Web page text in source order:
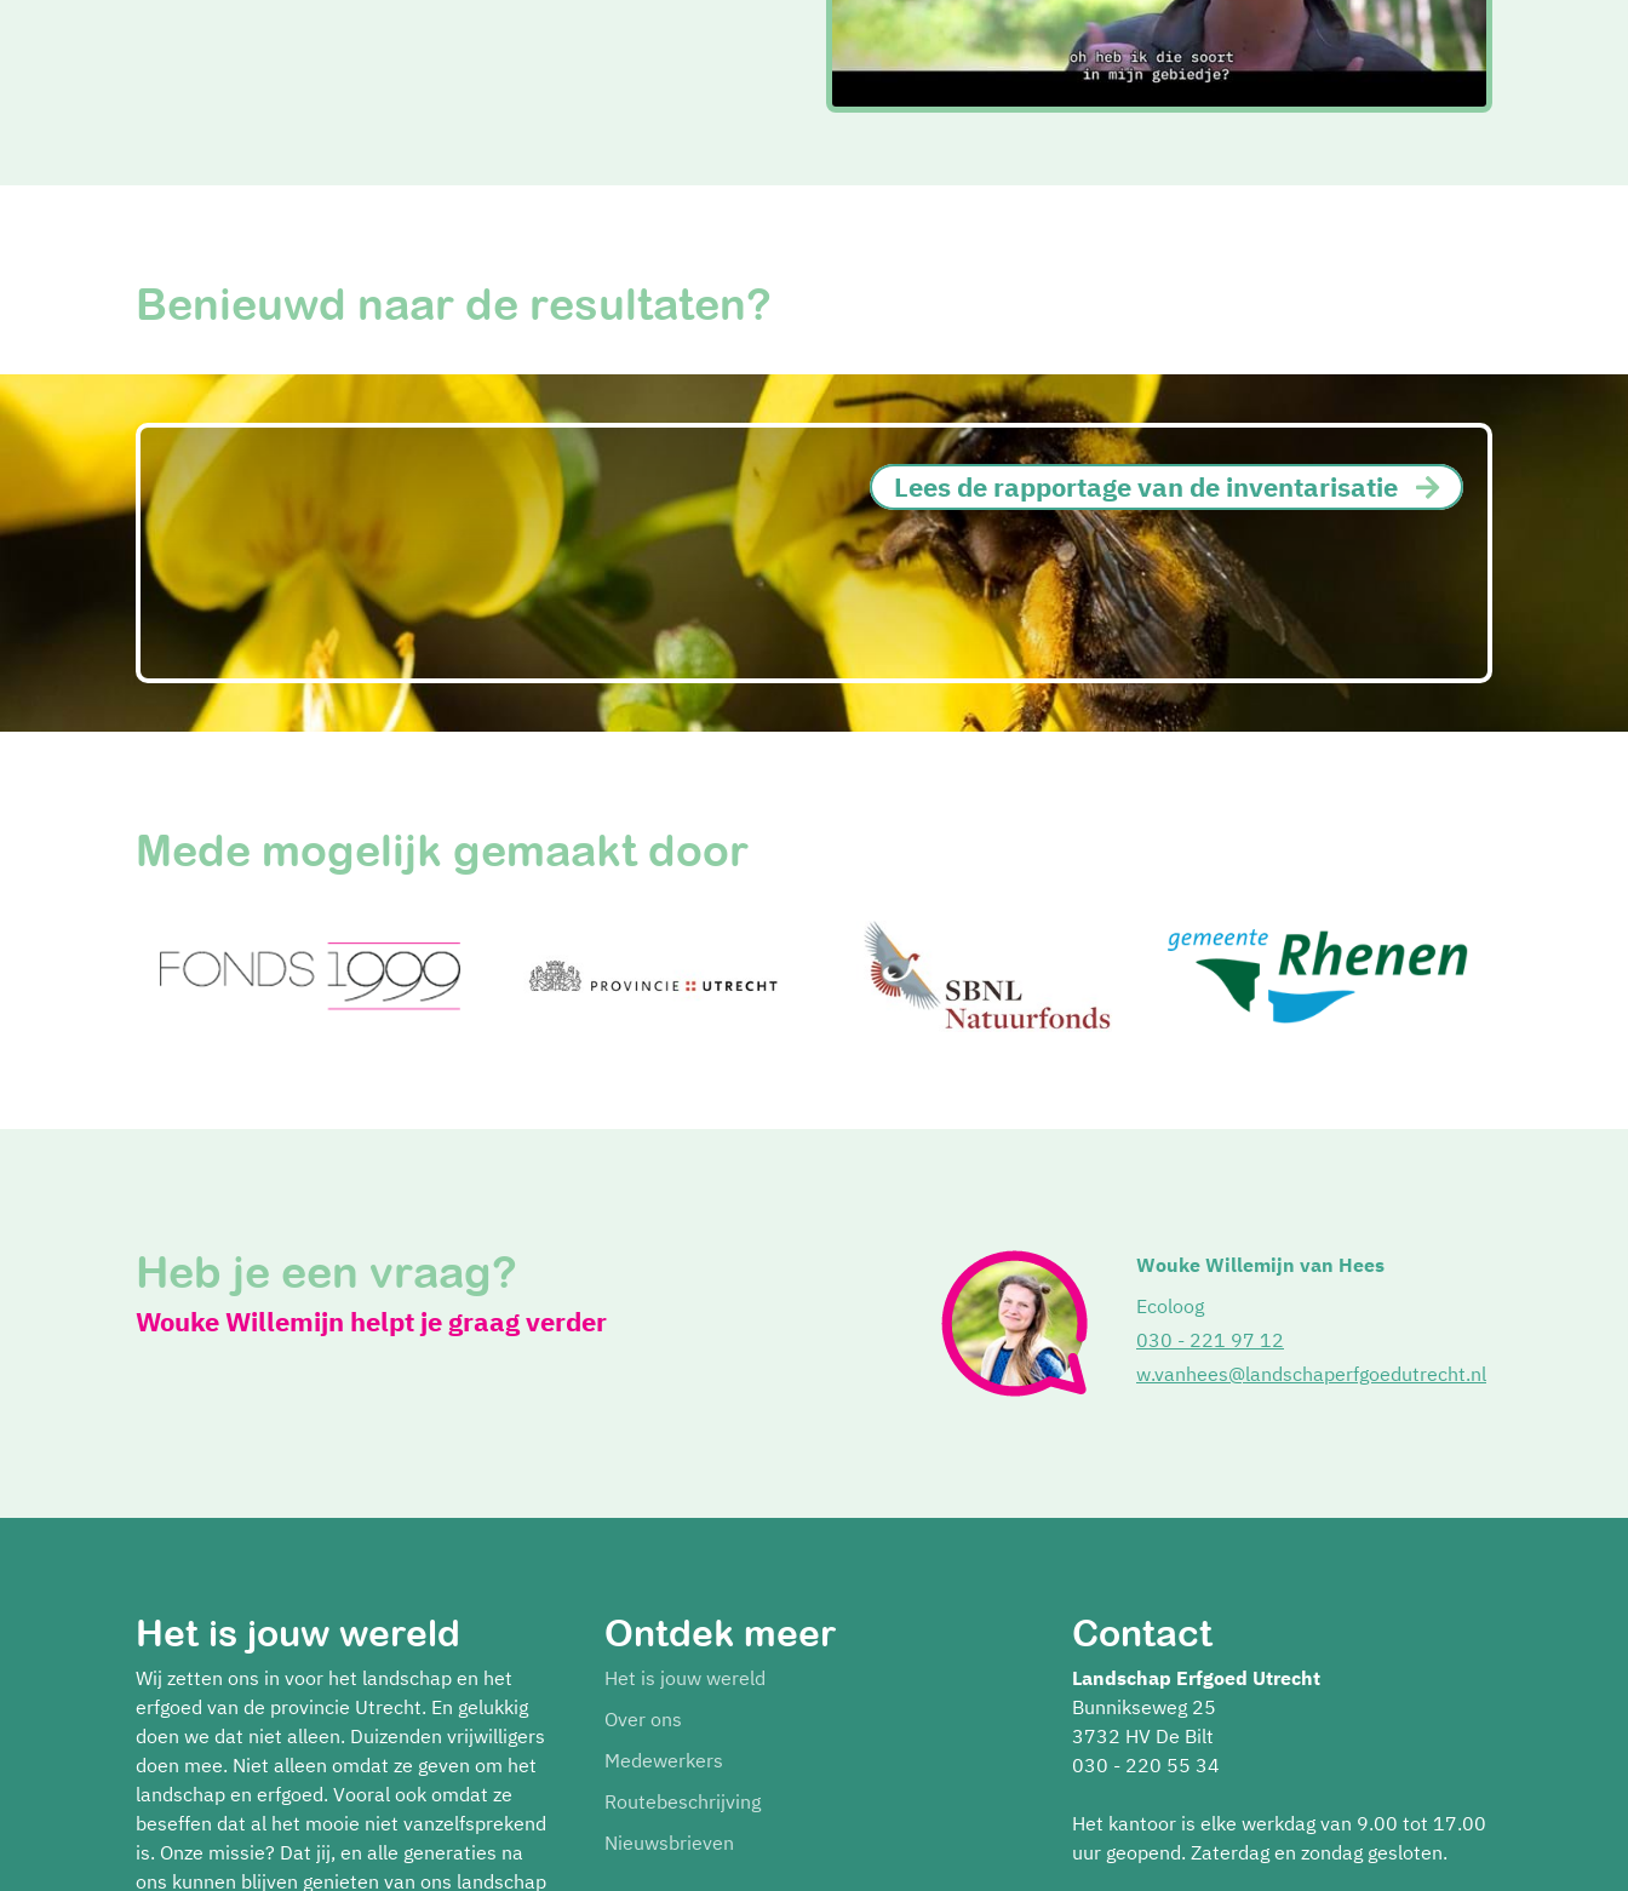
Benieuwd naar de resultaten?
Lees de rapportage van de inventarisatie
Mede mogelijk gemaakt door
Heb je een vraag?
Wouke Willemijn helpt je graag verder
Wouke Willemijn van Hees
Ecoloog
030 - 221 97 12
w.vanhees@landschaperfgoedutrecht.nl
Het is jouw wereld
Wij zetten ons in voor het landschap en het
erfgoed van de provincie Utrecht. En gelukkig
doen we dat niet alleen. Duizenden vrijwilligers
doen mee. Niet alleen omdat ze geven om het
landschap en erfgoed. Vooral ook omdat ze
beseffen dat al het mooie niet vanzelfsprekend
is. Onze missie? Dat jij, en alle generaties na
ons kunnen blijven genieten van ons landschap
Ontdek meer
Het is jouw wereld
Over ons
Medewerkers
Routebeschrijving
Nieuwsbrieven
Contact
Landschap Erfgoed Utrecht
Bunnikseweg 25
3732 HV De Bilt
030 - 220 55 34
Het kantoor is elke werkdag van 9.00 tot 17.00
uur geopend. Zaterdag en zondag gesloten.